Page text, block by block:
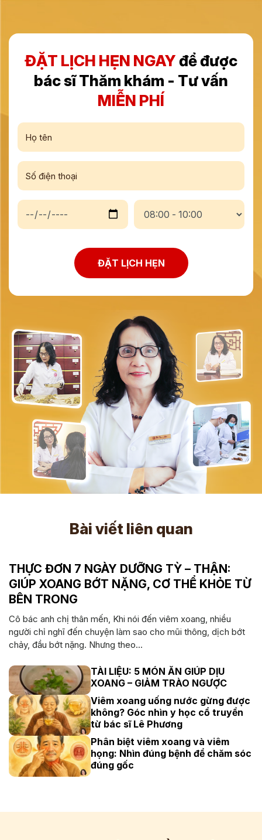
ĐẶT LỊCH HẸN NGAYđể được
bác sĩ Thăm khám - Tư vấn
MIỄN PHÍ
ĐẶT LỊCH HẸN
Bài viết liên quan
THỰC ĐƠN 7 NGÀY DƯỠNG TỲ – THẬN:
GIÚP XOANG BỚT NẶNG, CƠ THỂ KHỎE TỪ
BÊN TRONG
Cô bác anh chị thân mến, Khi nói đến viêm xoang, nhiều
người chỉ nghĩ đến chuyện làm sao cho mũi thông, dịch bớt
chảy, đầu bớt nặng. Nhưng theo...
TÀI LIỆU: 5 MÓN ĂN GIÚP DỊU
XOANG – GIẢM TRÀO NGƯỢC
Viêm xoang uống nước gừng được
không? Góc nhìn y học cổ truyền
từ bác sĩ Lê Phương
Phân biệt viêm xoang và viêm
họng: Nhìn đúng bệnh để chăm sóc
đúng gốc